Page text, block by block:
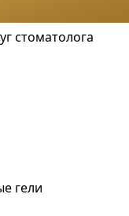
стоматолога
гели